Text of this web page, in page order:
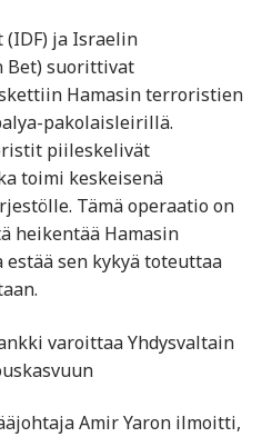
ja Israelin
Bet) suorittivat
Hamasin terroristien
pakolaisleirillä.
piileskelivät
toimi keskeisenä
Tämä operaatio on
heikentää Hamasin
sen kykyä toteuttaa
varoittaa Yhdysvaltain
Amir Yaron ilmoitti,